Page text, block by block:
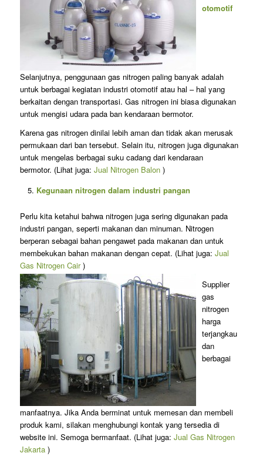
otomotif
Selanjutnya, penggunaan gas nitrogen paling banyak adalah
untuk berbagai kegiatan industri otomotif atau hal – hal yang
berkaitan dengan transportasi. Gas nitrogen ini biasa digunakan
untuk mengisi udara pada ban kendaraan bermotor.
Karena gas nitrogen dinilai lebih aman dan tidak akan merusak
permukaan dari ban tersebut. Selain itu, nitrogen juga digunakan
untuk mengelas berbagai suku cadang dari kendaraan
bermotor. (Lihat juga: Jual Nitrogen Balon)
Kegunaan nitrogen dalam industri pangan
Perlu kita ketahui bahwa nitrogen juga sering digunakan pada
industri pangan, seperti makanan dan minuman. Nitrogen
berperan sebagai bahan pengawet pada makanan dan untuk
membekukan bahan makanan dengan cepat. (Lihat juga: Jual
Gas Nitrogen Cair)
Supplier
gas
nitrogen
harga
terjangkau
dan
berbagai
manfaatnya. Jika Anda berminat untuk memesan dan membeli
produk kami, silakan menghubungi kontak yang tersedia di
website ini. Semoga bermanfaat. (Lihat juga: Jual Gas Nitrogen
Jakarta)